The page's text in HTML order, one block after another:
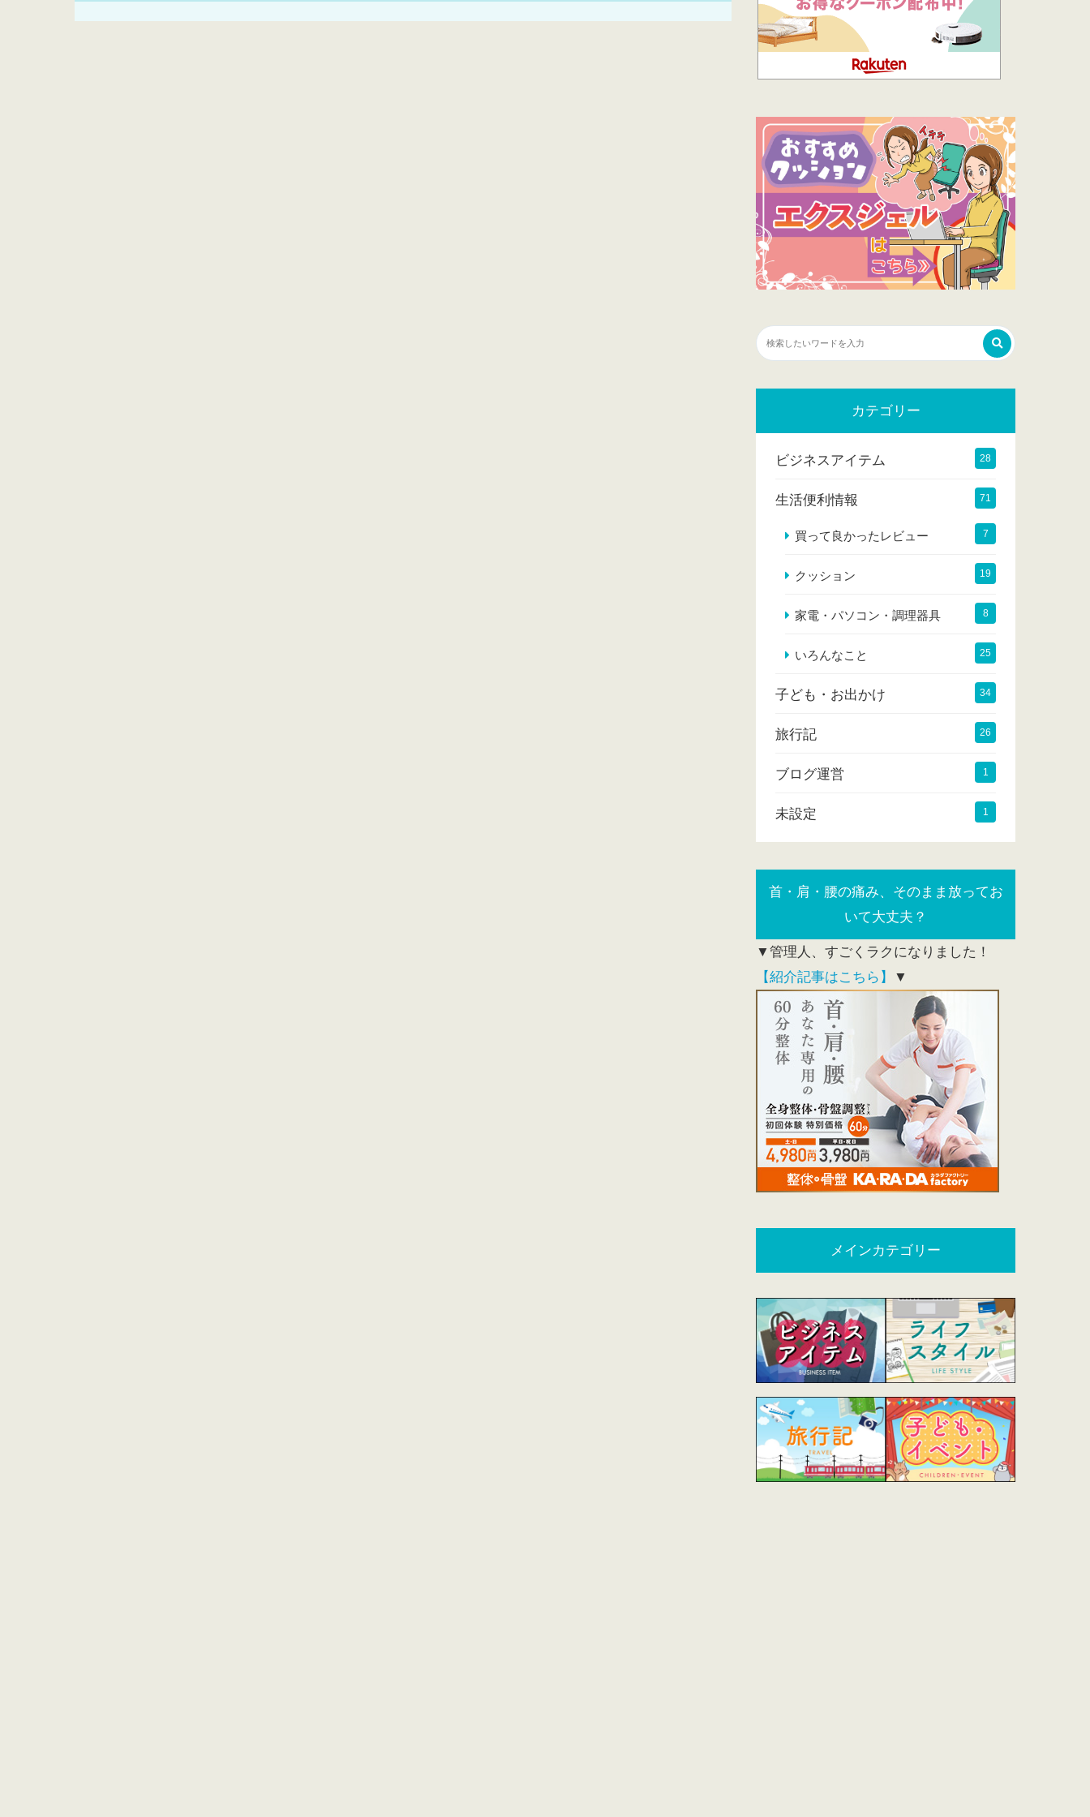
カテゴリー
ビジネスアイテム 28
生活便利情報 71
買って良かったレビュー 7
クッション 19
家電・パソコン・調理器具 8
いろんなこと 25
子ども・お出かけ 34
旅行記 26
ブログ運営 1
未設定 1
首・肩・腰の痛み、そのまま放ってお
いて大丈夫？
▼管理人、すごくラクになりました！
【紹介記事はこちら】
▼
メインカテゴリー